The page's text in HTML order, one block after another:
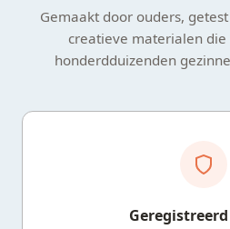
Gemaakt door ouders,
creatieve materialen
honderdduizenden